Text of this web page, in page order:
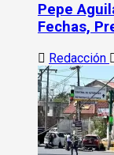
Pepe
Fechas,
Redacción